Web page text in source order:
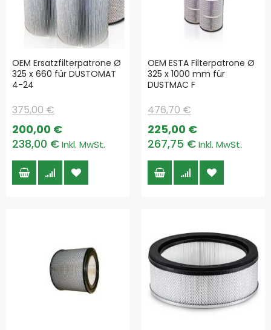
OEM Ersatzfilterpatrone Ø
325 x 660 für DUSTOMAT
4-24
Special
Price
238,00 €
200,00 €
375,00 €
OEM ESTA Filterpatrone Ø
325 x 1000 mm für
DUSTMAC F
Special
Price
267,75 €
225,00 €
476,70 €